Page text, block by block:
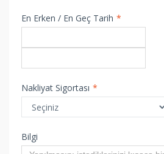
En Erken / En Geç Tarih *
Nakliyat Sigortası *
Bilgi